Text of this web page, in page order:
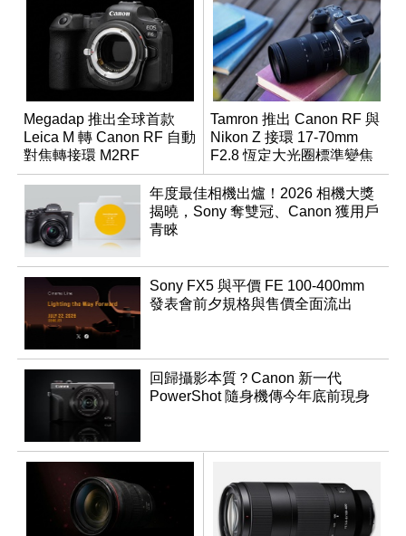
Megadap 推出全球首款
Leica M 轉 Canon RF 自動
對焦轉接環 M2RF
Tamron 推出 Canon RF 與
Nikon Z 接環 17-70mm
F2.8 恆定大光圈標準變焦
鏡
年度最佳相機出爐！2026 相機大獎
揭曉，Sony 奪雙冠、Canon 獲用戶
青睞
Sony FX5 與平價 FE 100-400mm
發表會前夕規格與售價全面流出
回歸攝影本質？Canon 新一代
PowerShot 隨身機傳今年底前現身